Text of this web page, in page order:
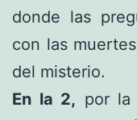
donde las
con las
del misterio.
En la 2, por la